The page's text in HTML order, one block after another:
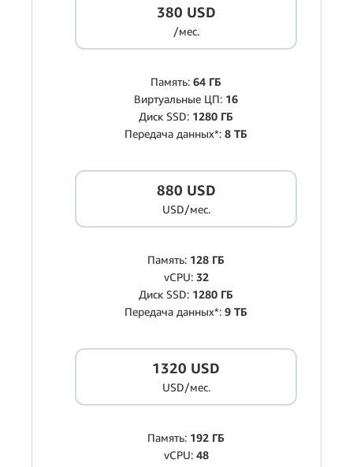
380 USD
/мес.
Память: 64 ГБ
Виртуальные ЦП: 16
Диск SSD: 1280 ГБ
Передача данных*: 8 ТБ
880 USD
USD/мес.
Память: 128 ГБ
vCPU: 32
Диск SSD: 1280 ГБ
Передача данных*: 9 ТБ
1320 USD
USD/мес.
Память: 192 ГБ
vCPU: 48